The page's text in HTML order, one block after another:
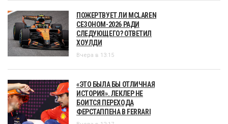
ПОЖЕРТВУЕТ ЛИ MCLAREN
СЕЗОНОМ-2026 РАДИ
СЛЕДУЮЩЕГО? ОТВЕТИЛ
ХОУЛДИ
Вчера в 13:15
«ЭТО БЫЛА БЫ ОТЛИЧНАЯ
ИСТОРИЯ». ЛЕКЛЕР НЕ
БОИТСЯ ПЕРЕХОДА
ФЕРСТАППЕНА В FERRARI